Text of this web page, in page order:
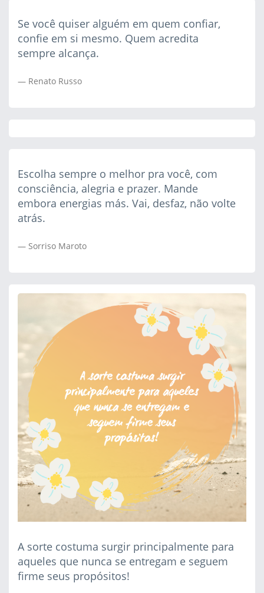
Se você quiser alguém em quem confiar,
confie em si mesmo. Quem acredita
sempre alcança.
Renato Russo
Escolha sempre o melhor pra você, com
consciência, alegria e prazer. Mande
embora energias más. Vai, desfaz, não volte
atrás.
Sorriso Maroto
A sorte costuma surgir principalmente para
aqueles que nunca se entregam e seguem
firme seus propósitos!